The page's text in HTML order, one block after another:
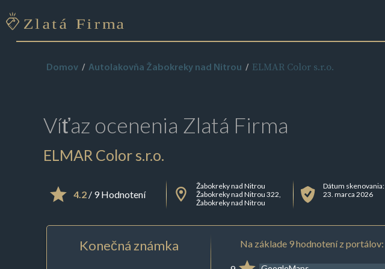
Domov Autolakovňa Žabokreky nad Nitrou ELMAR Color s.r.o.
Víťaz ocenenia Zlatá Firma
ELMAR Color s.r.o.
4.2/ 9 Hodnotení
Žabokreky nad Nitrou
Žabokreky nad Nitrou 322,
Žabokreky nad Nitrou
Dátum skenovania:
23. marca 2026
Konečná známka Na základe 9 hodnotení z portálov: